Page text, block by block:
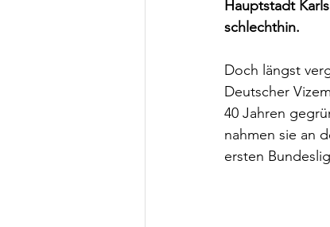
Hauptstadt
schlechthin.
Doch längst
Deutscher
40 Jahren
nahmen sie an
ersten